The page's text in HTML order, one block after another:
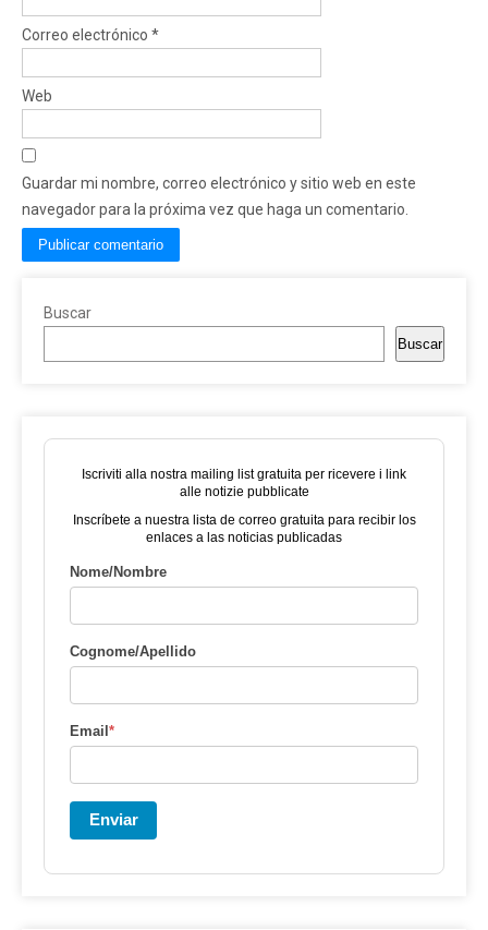
Correo electrónico *
Web
Guardar mi nombre, correo electrónico y sitio web en este
navegador para la próxima vez que haga un comentario.
Buscar
Buscar
Iscriviti alla nostra mailing list gratuita per ricevere i link
alle notizie pubblicate
Inscríbete a nuestra lista de correo gratuita para recibir los
enlaces a las noticias publicadas
Nome/Nombre
Cognome/Apellido
Email*
Enviar